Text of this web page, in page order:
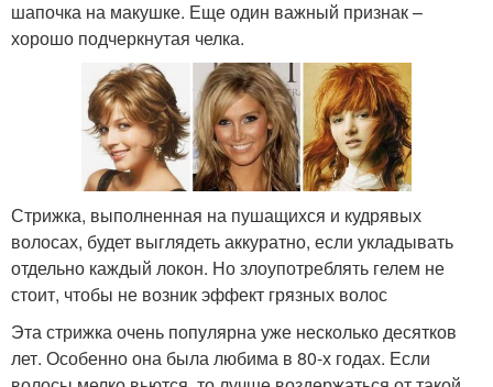
шапочка на макушке. Еще один важный признак –
хорошо подчеркнутая челка.
Стрижка, выполненная на пушащихся и кудрявых
волосах, будет выглядеть аккуратно, если укладывать
отдельно каждый локон. Но злоупотреблять гелем не
стоит, чтобы не возник эффект грязных волос
Эта стрижка очень популярна уже несколько десятков
лет. Особенно она была любима в 80-х годах. Если